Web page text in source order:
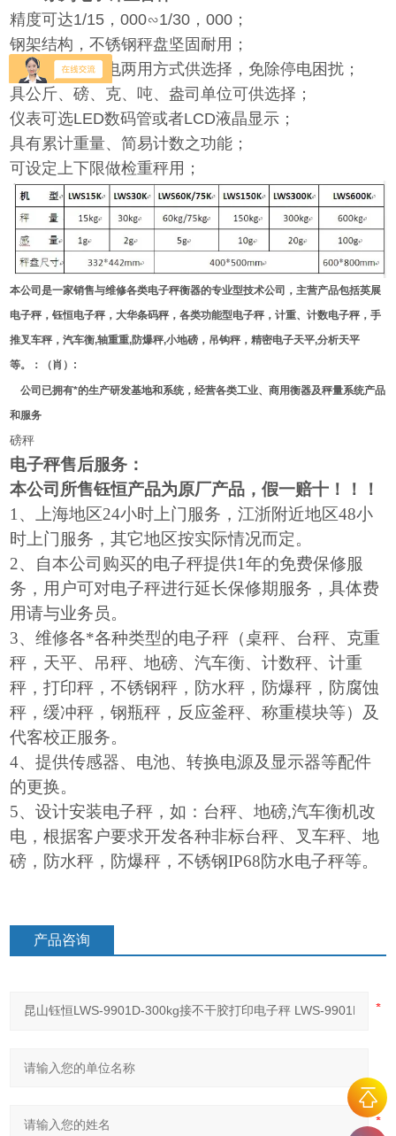
精度可达1/15，000∽1/30，000；
钢架结构，不锈钢秤盘坚固耐用；
采用充电、插电两用方式供选择，免除停电困扰；
具公斤、磅、克、吨、盎司单位可供选择；
仪表可选LED数码管或者LCD液晶显示；
具有累计重量、简易计数之功能；
可设定上下限做检重秤用；
本公司是一家销售与维修各类电子秤衡器的专业型技术公司，主营产品包括英展
电子秤，钰恒电子秤，大华条码秤，各类功能型电子秤，计重、计数电子秤，手
推叉车秤，汽车衡,轴重重,防爆秤,小地磅，吊钩秤，精密电子天平,分析天平
等。：（肖）:
公司已拥有*的生产研发基地和系统，经营各类工业、商用衡器及秤量系统产品
和服务
磅秤
电子秤售后服务：
本公司所售钰恒产品为原厂产品，假一赔十！！！
1、上海地区24小时上门服务，江浙附近地区48小
时上门服务，其它地区按实际情况而定。
2、自本公司购买的电子秤提供1年的免费保修服
务，用户可对电子秤进行延长保修期服务，具体费
用请与业务员。
3、维修各*各种类型的电子秤（桌秤、台秤、克重
秤，天平、吊秤、地磅、汽车衡、计数秤、计重
秤，打印秤，不锈钢秤，防水秤，防爆秤，防腐蚀
秤，缓冲秤，钢瓶秤，反应釜秤、称重模块等）及
代客校正服务。
4、提供传感器、电池、转换电源及显示器等配件
的更换。
5、设计安装电子秤，如：台秤、地磅,汽车衡机改
电，根据客户要求开发各种非标台秤、叉车秤、地
磅，防水秤，防爆秤，不锈钢IP68防水电子秤等。
产品咨询